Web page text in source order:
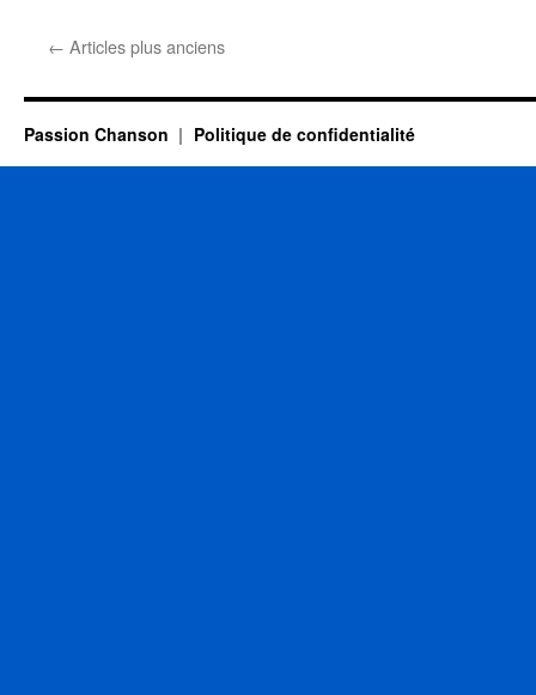
← Articles plus anciens
Passion Chanson Politique de confidentialité